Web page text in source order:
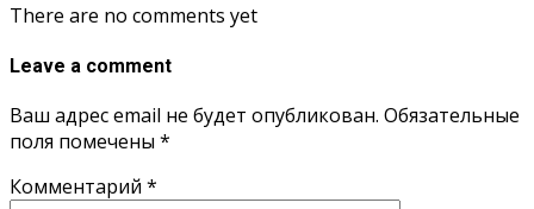
There are no comments yet
Leave a comment
Ваш адрес email не будет опубликован. Обязательные
поля помечены *
Комментарий *